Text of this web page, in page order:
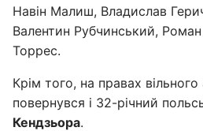
Навін Малиш, Владислав
Валентин Рубчинський,
Торрес.
Крім того, на правах
повернувся і 32-річний
Кендзьора.